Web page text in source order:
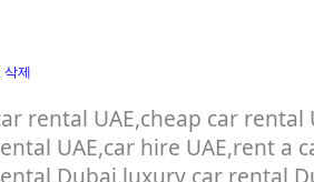
삭제
rental UAE,cheap car
UAE,car hire UAE,rent a
Dubai,luxury car rental